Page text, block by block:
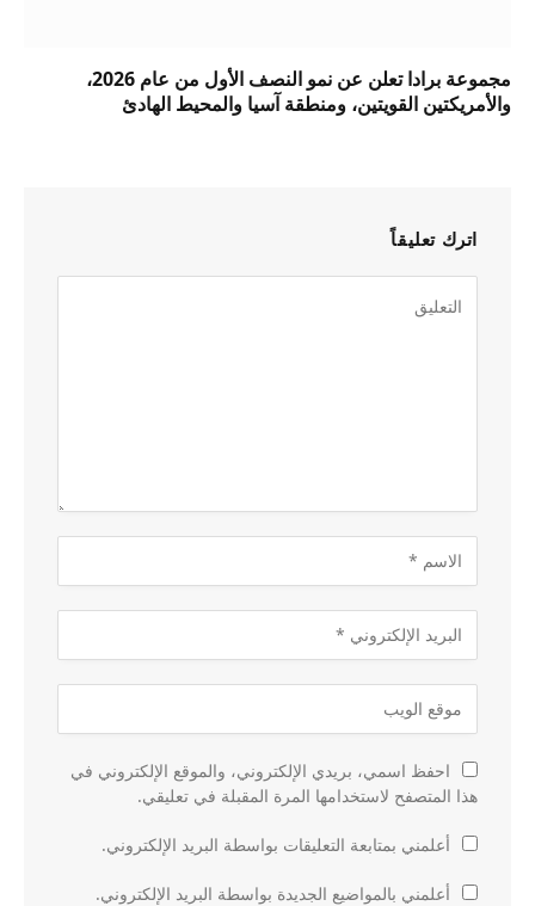
مجموعة برادا تعلن عن نمو النصف الأول من عام 2026،
والأمريكتين القويتين، ومنطقة آسيا والمحيط الهادئ
اترك تعليقاً
احفظ اسمي، بريدي الإلكتروني، والموقع الإلكتروني في
هذا المتصفح لاستخدامها المرة المقبلة في تعليقي.
أعلمني بمتابعة التعليقات بواسطة البريد الإلكتروني.
أعلمني بالمواضيع الجديدة بواسطة البريد الإلكتروني.